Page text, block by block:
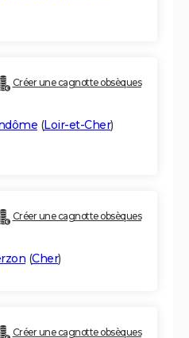
Créer une cagnotte obsèques
(Loir-et-Cher)
Créer une cagnotte obsèques
(Cher)
Créer une cagnotte obsèques